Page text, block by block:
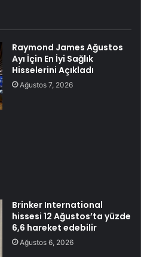
Raymond James Ağustos
Ayı İçin En İyi Sağlık
Hisselerini Açıkladı
Ağustos 7, 2026
Brinker International
hissesi 12 Ağustos’ta yüzde
6,6 hareket edebilir
Ağustos 6, 2026